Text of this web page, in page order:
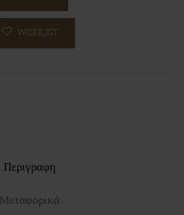
WISHLIST
Περιγραφη
Μεταφορικά